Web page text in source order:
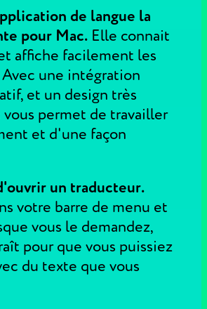
de langue la
pour Mac. Elle connait
affiche facilement les
une intégration
et un design très
vous permet de travailler
et d'une façon
un traducteur.
votre barre de menu et
vous le demandez,
pour que vous puissiez
du texte que vous